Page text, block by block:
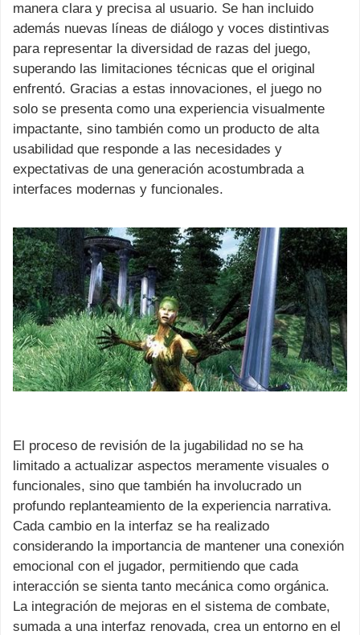
manera clara y precisa al usuario. Se han incluido
además nuevas líneas de diálogo y voces distintivas
para representar la diversidad de razas del juego,
superando las limitaciones técnicas que el original
enfrentó. Gracias a estas innovaciones, el juego no
solo se presenta como una experiencia visualmente
impactante, sino también como un producto de alta
usabilidad que responde a las necesidades y
expectativas de una generación acostumbrada a
interfaces modernas y funcionales.
El proceso de revisión de la jugabilidad no se ha
limitado a actualizar aspectos meramente visuales o
funcionales, sino que también ha involucrado un
profundo replanteamiento de la experiencia narrativa.
Cada cambio en la interfaz se ha realizado
considerando la importancia de mantener una conexión
emocional con el jugador, permitiendo que cada
interacción se sienta tanto mecánica como orgánica.
La integración de mejoras en el sistema de combate,
sumada a una interfaz renovada, crea un entorno en el